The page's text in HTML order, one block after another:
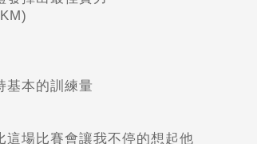
基本的訓練量
場比賽會讓我不停的想起他